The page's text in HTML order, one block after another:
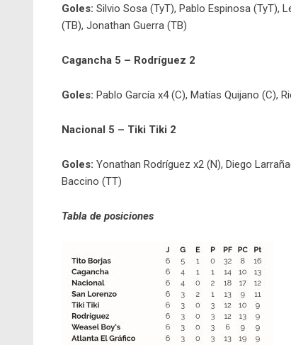
Goles: Silvio Sosa (TyT), Pablo Espinosa (TyT),
(TB), Jonathan Guerra (TB)
Cagancha 5 – Rodríguez 2
Goles: Pablo García x4 (C), Matías Quijano (C),
Nacional 5 – Tiki Tiki 2
Goles: Yonathan Rodríguez x2 (N), Diego
Baccino (TT)
Tabla de posiciones